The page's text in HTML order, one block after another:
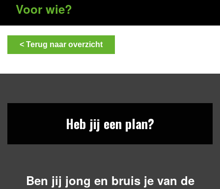
Voor wie?
< Terug naar overzicht
Heb jij een plan?
Ben jij jong en bruis je van de